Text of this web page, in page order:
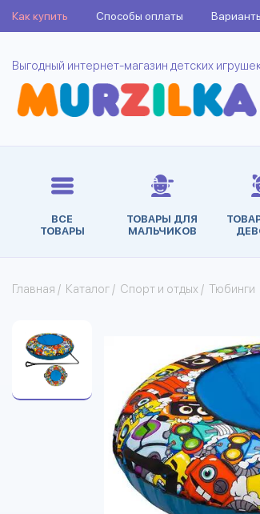
Как купить Способы оплаты
Выгодный интернет-магазин детских
ВСЕ
ТОВАРЫ
ТОВАРЫ ДЛЯ
МАЛЬЧИКОВ
Главная / Каталог / Спорт и отдых / Тюбинги